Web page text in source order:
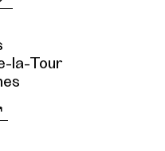
la-Tour